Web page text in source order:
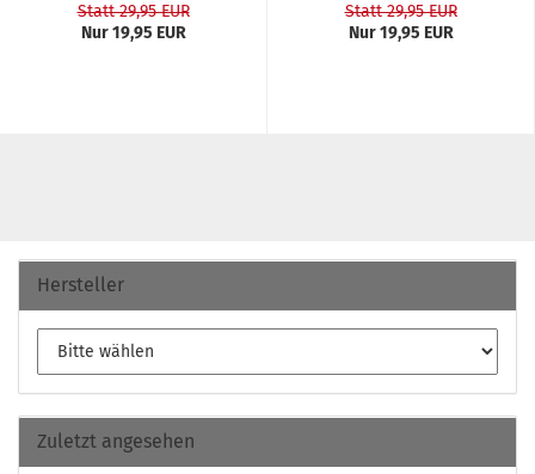
Statt 29,95 EUR
Nur 19,95 EUR
Statt 29,95 EUR
Nur 19,95 EUR
Hersteller
Zuletzt angesehen